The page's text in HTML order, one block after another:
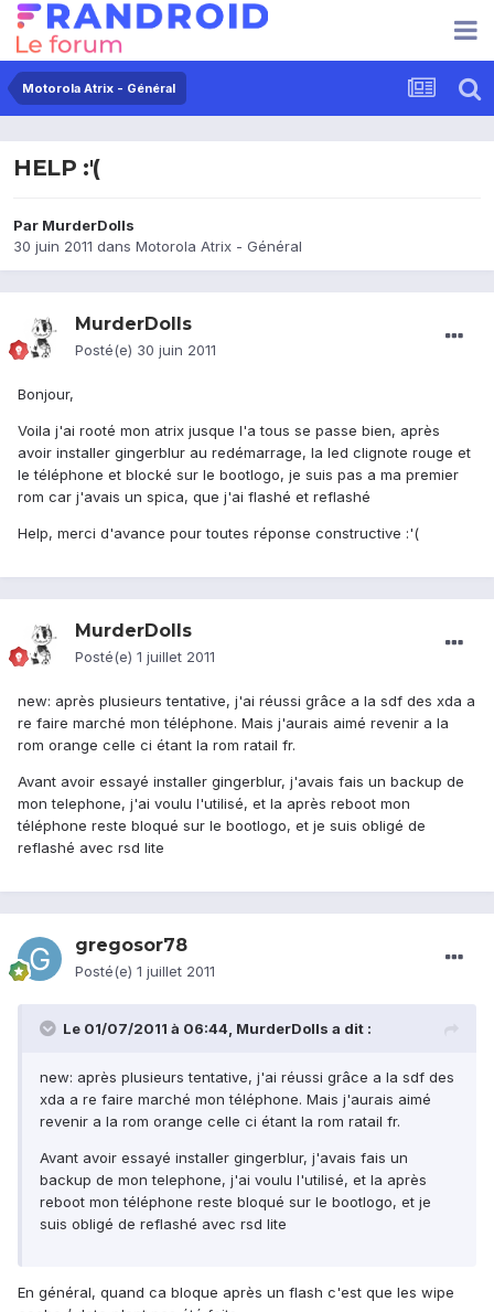
Motorola Atrix - Général
HELP :'(
Par MurderDolls
30 juin 2011 dans Motorola Atrix - Général
MurderDolls
Posté(e) 30 juin 2011
Bonjour,
Voila j'ai rooté mon atrix jusque l'a tous se passe bien, après
avoir installer gingerblur au redémarrage, la led clignote rouge et
le téléphone et blocké sur le bootlogo, je suis pas a ma premier
rom car j'avais un spica, que j'ai flashé et reflashé
Help, merci d'avance pour toutes réponse constructive :'(
MurderDolls
Posté(e) 1 juillet 2011
new: après plusieurs tentative, j'ai réussi grâce a la sdf des xda a
re faire marché mon téléphone. Mais j'aurais aimé revenir a la
rom orange celle ci étant la rom ratail fr.
Avant avoir essayé installer gingerblur, j'avais fais un backup de
mon telephone, j'ai voulu l'utilisé, et la après reboot mon
téléphone reste bloqué sur le bootlogo, et je suis obligé de
reflashé avec rsd lite
gregosor78
Posté(e) 1 juillet 2011
Le 01/07/2011 à 06:44, MurderDolls a dit :
new: après plusieurs tentative, j'ai réussi grâce a la sdf des
xda a re faire marché mon téléphone. Mais j'aurais aimé
revenir a la rom orange celle ci étant la rom ratail fr.
Avant avoir essayé installer gingerblur, j'avais fais un
backup de mon telephone, j'ai voulu l'utilisé, et la après
reboot mon téléphone reste bloqué sur le bootlogo, et je
suis obligé de reflashé avec rsd lite
En général, quand ca bloque après un flash c'est que les wipe